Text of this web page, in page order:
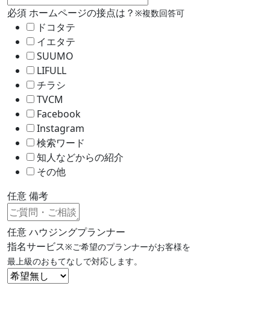
必須ホームページの接点は？ ※複数回答可
ドコタテ
イエタテ
SUUMO
LIFULL
チラシ
TVCM
Facebook
Instagram
検索ワード
知人などからの紹介
その他
任意備考
任意ハウジングプランナー
指名サービス※ご希望のプランナーがお客様を
最上級のおもてなしで対応します。